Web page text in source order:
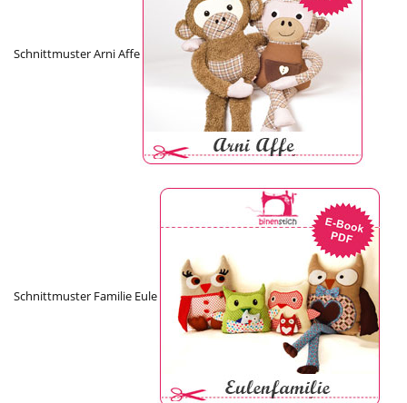
Schnittmuster Arni Affe
Schnittmuster Familie Eule